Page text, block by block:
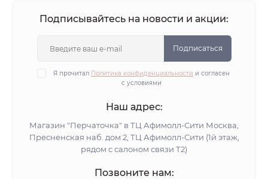
Подписывайтесь на новости и акции:
Подписаться
Я прочитал Политика конфиденциальности и согласен
с условиями
Наш адрес:
Магазин "Перчаточка" в ТЦ Афимолл-Сити Москва,
Пресненская наб. дом 2, ТЦ Афимолл-Сити (1й этаж,
рядом с салоном связи Т2)
Позвоните нам: